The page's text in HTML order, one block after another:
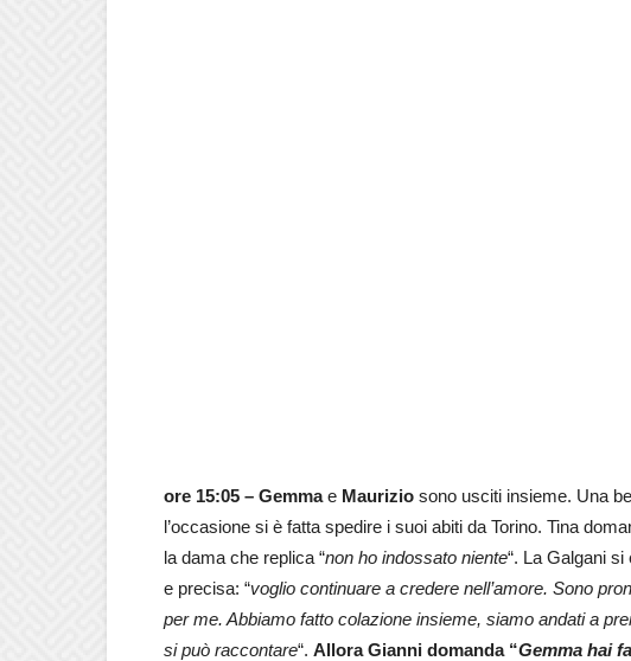
ore 15:05 – Gemmae Maurizio sono usciti insieme. Una
l’occasione si è fatta spedire i suoi abiti da Torino. Tina
la dama che replica “non ho indossato niente“. La Galgani
e precisa: “voglio continuare a credere nell’amore. Sono
per me. Abbiamo fatto colazione insieme, siamo andati a
si può raccontare“. Allora Gianni domanda “Gemma hai